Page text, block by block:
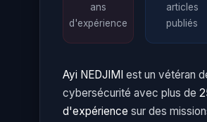
ans
d'expérience
articles
publiés
Ayi NEDJIMI est un vétéran
cybersécurité avec plus de
d'expérience sur des